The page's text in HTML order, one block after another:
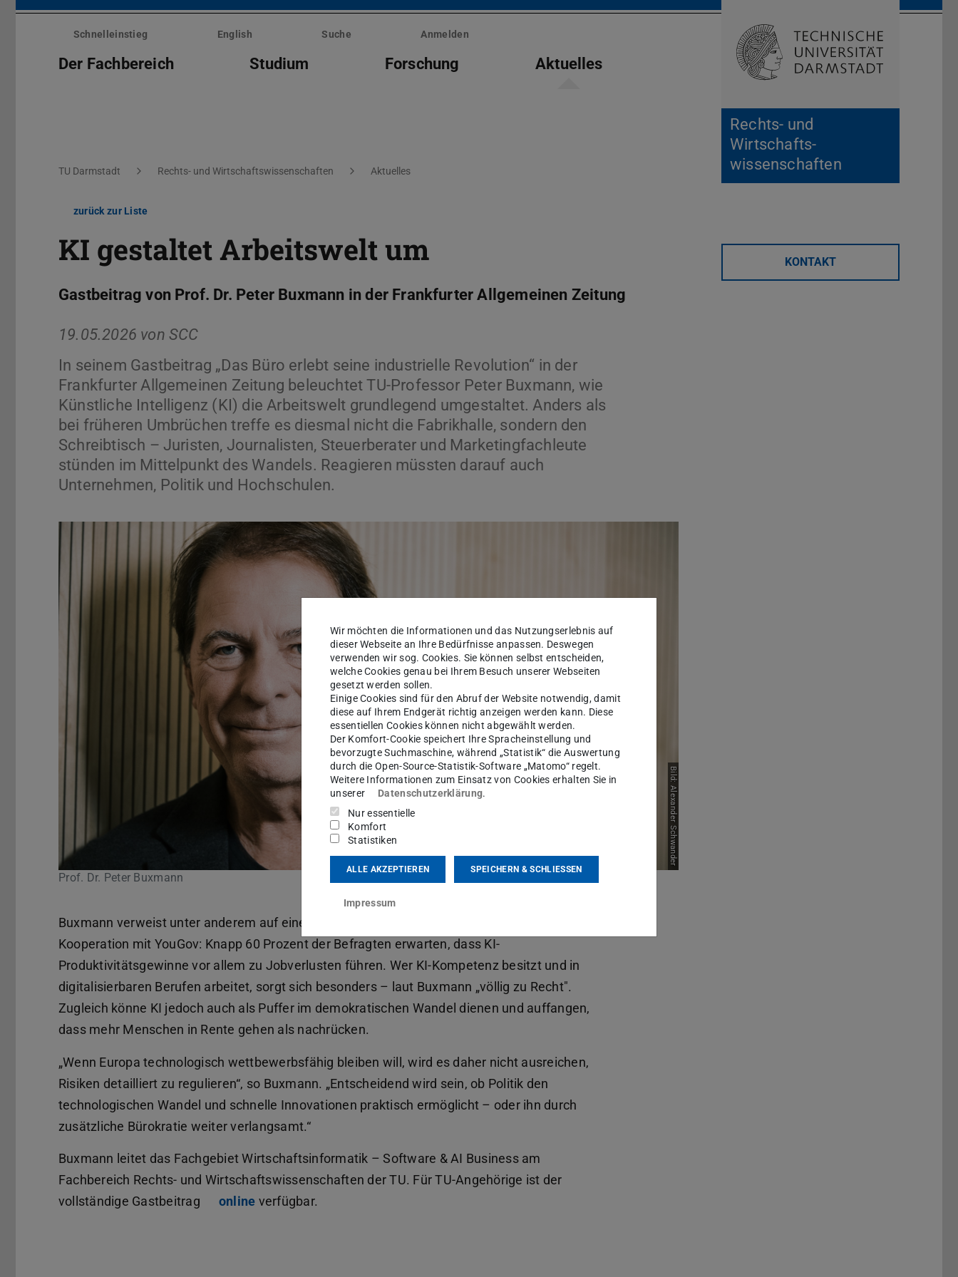
Menü
überspringen
Rechts- und
Wirtschafts­
wissenschaften
Schnelleinstieg English Suche Anmelden
Der Fachbereich Studium Forschung Aktuelles Suche öffnen
Sie befinden sich hier:
TU Darmstadt Rechts- und Wirtschaftswissenschaften Aktuelles
zurück zur Liste
KI gestaltet Arbeitswelt um
Gastbeitrag von Prof. Dr. Peter Buxmann in der Frankfurter Allgemeinen Zeitung
19.05.2026 von SCC
In seinem Gastbeitrag „Das Büro erlebt seine industrielle Revolution“ in der
Frankfurter Allgemeinen Zeitung beleuchtet TU-Professor Peter Buxmann, wie
Künstliche Intelligenz (KI) die Arbeitswelt grundlegend umgestaltet. Anders als
bei früheren Umbrüchen treffe es diesmal nicht die Fabrikhalle, sondern den
Schreibtisch – Juristen, Journalisten, Steuerberater und Marketingfachleute
stünden im Mittelpunkt des Wandels. Reagieren müssten darauf auch
Unternehmen, Politik und Hochschulen.
Bild: Alexander Schwander
Prof. Dr. Peter Buxmann
Buxmann verweist unter anderem auf eine repräsentative Studie der TU Darmstadt in
Kooperation mit YouGov: Knapp 60 Prozent der Befragten erwarten, dass KI-
Produktivitätsgewinne vor allem zu Jobverlusten führen. Wer KI-Kompetenz besitzt und in
digitalisierbaren Berufen arbeitet, sorgt sich besonders – laut Buxmann „völlig zu Recht".
Zugleich könne KI jedoch auch als Puffer im demokratischen Wandel dienen und auffangen,
dass mehr Menschen in Rente gehen als nachrücken.
„Wenn Europa technologisch wettbewerbsfähig bleiben will, wird es daher nicht ausreichen,
Risiken detailliert zu regulieren“, so Buxmann. „Entscheidend wird sein, ob Politik den
technologischen Wandel und schnelle Innovationen praktisch ermöglicht – oder ihn durch
zusätzliche Bürokratie weiter verlangsamt.“
Buxmann leitet das Fachgebiet Wirtschaftsinformatik – Software & AI Business am
Fachbereich Rechts- und Wirtschaftswissenschaften der TU. Für TU-Angehörige ist der
vollständige Gastbeitrag
online verfügbar.
KONTAKT
Wir möchten die Informationen und das Nutzungserlebnis auf
dieser Webseite an Ihre Bedürfnisse anpassen. Deswegen
verwenden wir sog. Cookies. Sie können selbst entscheiden,
welche Cookies genau bei Ihrem Besuch unserer Webseiten
gesetzt werden sollen.
Einige Cookies sind für den Abruf der Website notwendig, damit
diese auf Ihrem Endgerät richtig anzeigen werden kann. Diese
essentiellen Cookies können nicht abgewählt werden.
Der Komfort-Cookie speichert Ihre Spracheinstellung und
bevorzugte Suchmaschine, während „Statistik“ die Auswertung
durch die Open-Source-Statistik-Software „Matomo“ regelt.
Weitere Informationen zum Einsatz von Cookies erhalten Sie in
unserer
Datenschutzerklärung.
Nur essentielle
Komfort
Statistiken
ALLE AKZEPTIEREN SPEICHERN & SCHLIESSEN
Impressum